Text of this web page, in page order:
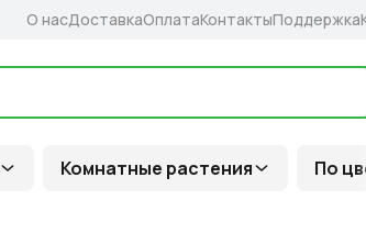
Комнатные растения По
О насДоставкаОплатаКонтактыПоддержка